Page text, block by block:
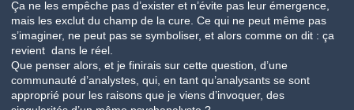
Ça ne les empêche pas d’exister et n’évite pas leur émergence,
mais les exclut du champ de la cure. Ce qui ne peut même pas
s’imaginer, ne peut pas se symboliser, et alors comme on dit : ça
revient dans le réel.
Que penser alors, et je finirais sur cette question, d’une
communauté d’analystes, qui, en tant qu’analysants se sont
approprié pour les raisons que je viens d’invoquer, des